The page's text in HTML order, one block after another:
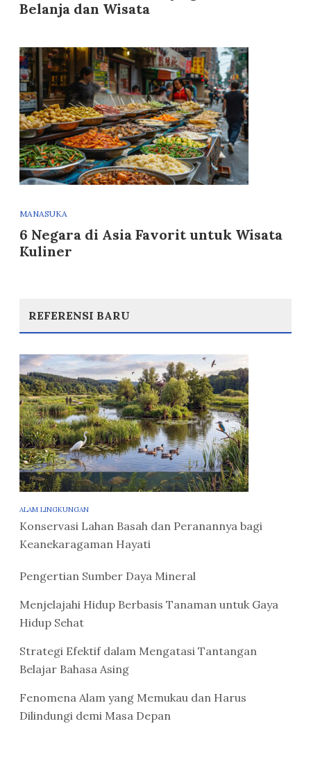
Belanja dan Wisata
MANASUKA
6 Negara di Asia Favorit untuk Wisata
Kuliner
REFERENSI BARU
ALAM LINGKUNGAN
Konservasi Lahan Basah dan Peranannya bagi
Keanekaragaman Hayati
Pengertian Sumber Daya Mineral
Menjelajahi Hidup Berbasis Tanaman untuk Gaya
Hidup Sehat
Strategi Efektif dalam Mengatasi Tantangan
Belajar Bahasa Asing
Fenomena Alam yang Memukau dan Harus
Dilindungi demi Masa Depan